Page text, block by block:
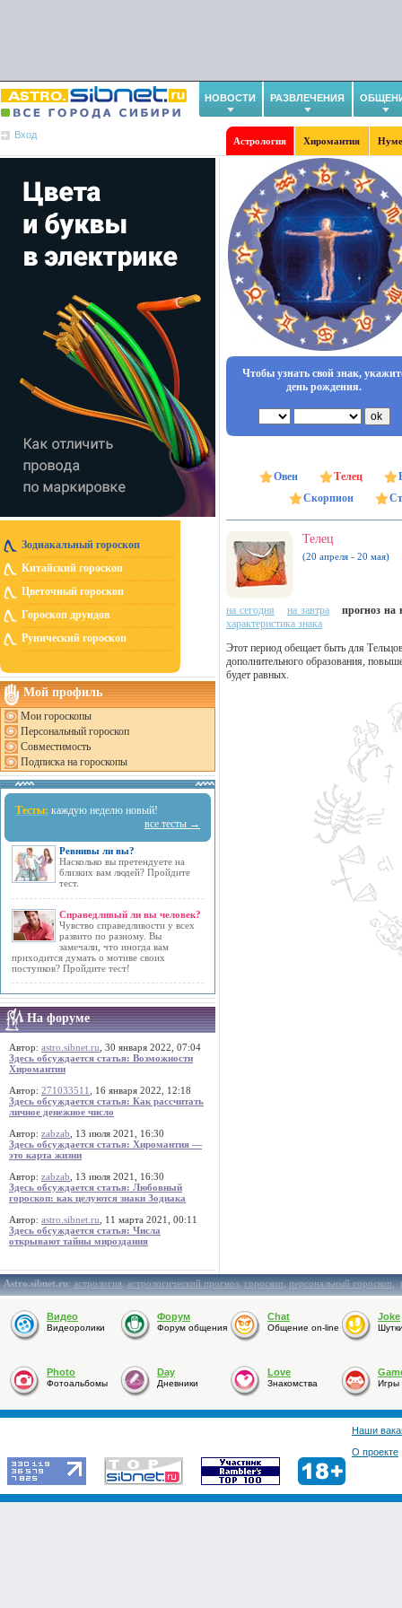
НОВОСТИ РАЗВЛЕЧЕНИЯ
Вход
Астрология Хиромантия
Зодиакальный гороскоп
Китайский гороскоп
Цветочный гороскоп
Гороскоп друидов
Рунический гороскоп
Мой профиль
Мои гороскопы
Персональный гороскоп
Совместимость
Подписка на гороскопы
Тесты: каждую неделю новый!
все тесты →
Ревнивы ли вы?
Насколько вы претендуете на
близких вам людей? Пройдите
тест.
Справедливый ли вы человек?
Чувство справедливости у всех
развито по разному. Вы
замечали, что иногда вам
приходится думать о мотиве своих
поступков? Пройдите тест!
На форуме
Автор: astro.sibnet.ru , 30 января 2022, 07:04
Здесь обсуждается статья: Возможности
Хиромантии
Автор: 271033511
, 16 января 2022, 12:18
Здесь обсуждается статья: Как рассчитать
личное денежное число
Автор: zabzab , 13 июля 2021, 16:30
Здесь обсуждается статья: Хиромантия —
это карта жизни
Автор: zabzab , 13 июля 2021, 16:30
Здесь обсуждается статья: Любовный
гороскоп: как целуются знаки Зодиака
Автор: astro.sibnet.ru , 11 марта 2021, 00:11
Здесь обсуждается статья: Числа
открывают тайны мироздания
Чтобы узнать свой знак,
день рождения.
Овен Телец
Скорпион
Телец
(20 апреля - 20 мая)
на сегодня на завтра
прогноз на
характеристика знака
Этот период обещает быть для
дополнительного образования,
будет равных.
Astro.sibnet.ru:астрология,астрологический прогноз,гороскоп,персональный гороскоп,
Видео
Видеоролики
Форум
Форум общения
Chat
Общение on-line
Joke
Photo
Фотоальбомы
Day
Дневники
Love
Знакомства Игры
Наши
О проекте